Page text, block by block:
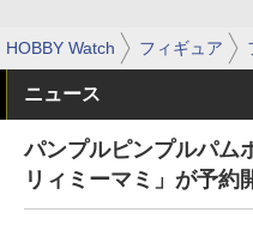
HOBBY Watch フィギュア
ニュース
パンプルピンプルパム
リィミーマミ」が予約